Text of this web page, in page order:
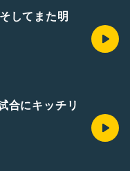
してまた明
合にキッチリ